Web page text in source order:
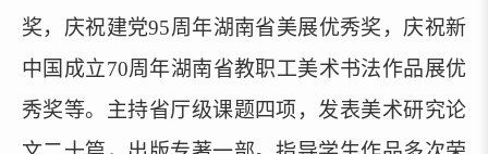
奖， 庆祝建党95周年湖南省美展优秀奖 ， 庆祝新
中国成立70周年湖南省教职工美术书法作品展优
秀奖等。主持省厅级课题四项，发表美术研究论